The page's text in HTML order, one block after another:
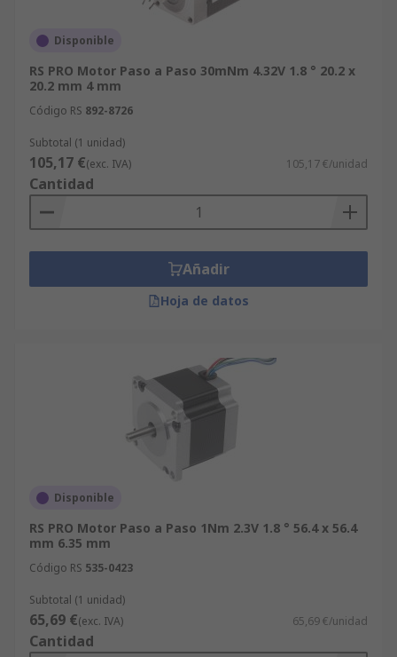
Disponible
RS PRO Motor Paso a Paso 30mNm 4.32V 1.8 ° 20.2 x
20.2 mm 4 mm
Código RS 892-8726
Subtotal (1 unidad)
105,17 €(exc. IVA) 105,17 €/unidad
Cantidad
Añadir
Hoja de datos
Disponible
RS PRO Motor Paso a Paso 1Nm 2.3V 1.8 ° 56.4 x 56.4
mm 6.35 mm
Código RS 535-0423
Subtotal (1 unidad)
65,69 €(exc. IVA) 65,69 €/unidad
Cantidad